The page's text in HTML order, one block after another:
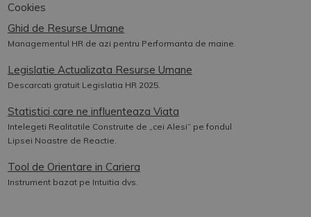
Cookies
Ghid de Resurse Umane
Managementul HR de azi pentru Performanta de maine.
Legislatie Actualizata Resurse Umane
Descarcati gratuit Legislatia HR 2025.
Statistici care ne influenteaza Viata
Intelegeti Realitatile Construite de „cei Alesi” pe fondul
Lipsei Noastre de Reactie.
Tool de Orientare in Cariera
Instrument bazat pe Intuitia dvs.